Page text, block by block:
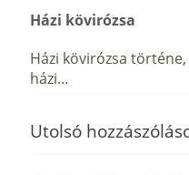
Házi kövirózsa
Házi kövirózsa
házi…
Utolsó